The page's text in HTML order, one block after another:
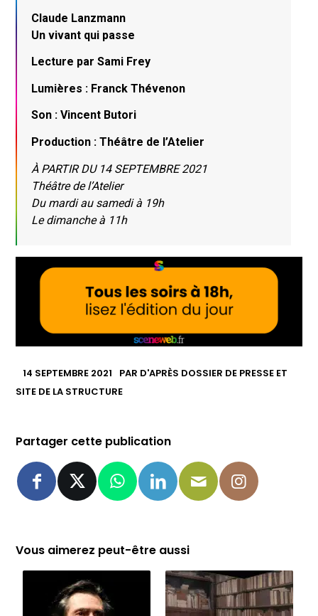
Claude Lanzmann
Un vivant qui passe
Lecture par Sami Frey
Lumières : Franck Thévenon
Son : Vincent Butori
Production : Théâtre de l’Atelier
À PARTIR DU 14 SEPTEMBRE 2021
Théâtre de l’Atelier
Du mardi au samedi à 19h
Le dimanche à 11h
14 SEPTEMBRE 2021 PAR D'APRÈS DOSSIER DE PRESSE ET
SITE DE LA STRUCTURE
Partager cette publication
Vous aimerez peut-être aussi